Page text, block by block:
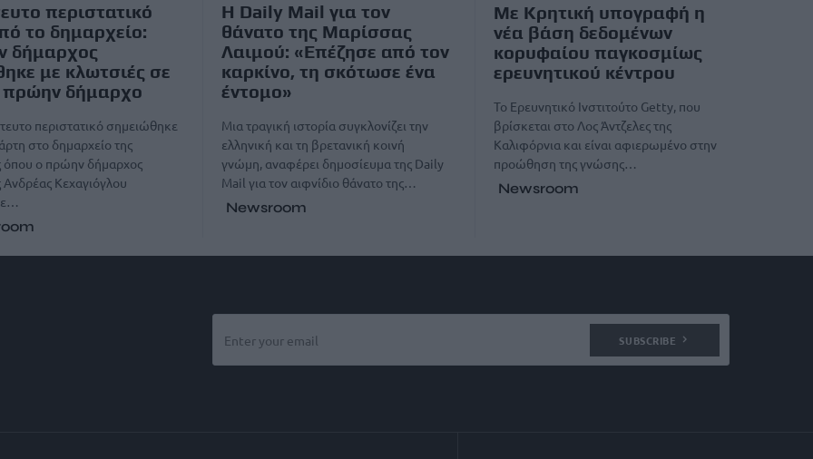
περιστατικό
το δημαρχείο:
δήμαρχος
με κλωτσιές σε
πρώην δήμαρχο
περιστατικό σημειώθηκε
στο δημαρχείο της
ο πρώην δήμαρχος
Κεχαγιόγλου
Η Daily Mail για τον
θάνατο της Μαρίσσας
Λαιμού: «Επέζησε από τον
καρκίνο, τη σκότωσε ένα
έντομο»
Μια τραγική ιστορία συγκλονίζει την
ελληνική και τη βρετανική κοινή
γνώμη, αναφέρει δημοσίευμα της Daily
Mail για τον αιφνίδιο θάνατο της…
Newsroom
Με Κρητική υπογραφή η
νέα βάση δεδομένων
κορυφαίου παγκοσμίως
ερευνητικού κέντρου
Το Ερευνητικό Ινστιτούτο Getty, που
βρίσκεται στο Λος Άντζελες της
Καλιφόρνια και είναι αφιερωμένο στην
προώθηση της γνώσης…
Newsroom
SUBSCRIBE